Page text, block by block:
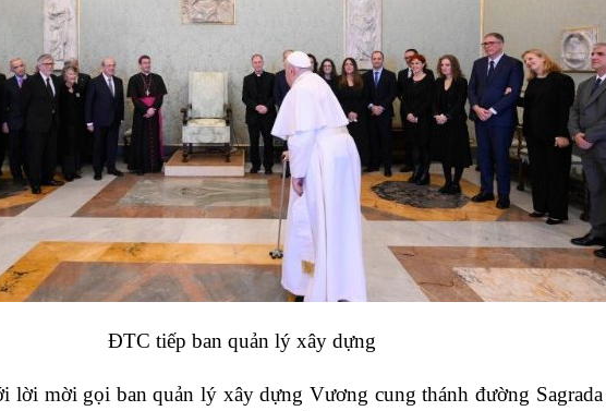
ĐTC tiếp ban quản lý xây dựng
lời mời gọi ban quản lý xây dựng Vương cung thánh đường Sagrada